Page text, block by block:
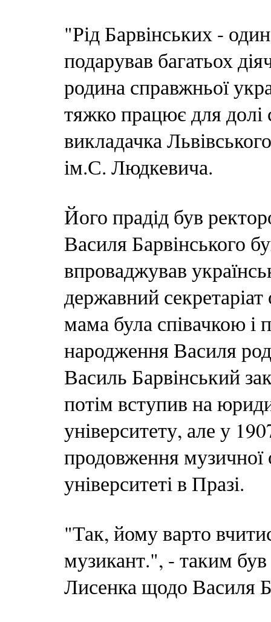
"Рід Барвінських -
подарував багатьох
родина справжньої
тяжко працює для
викладачка
ім.С. Людкевича.
Його прадід був
Василя Барвінського
впроваджував
державний
мама була співачкою і
народження Василя
Василь Барвінський
потім вступив на
університету, але у
продовження
університеті в Празі.
"Так, йому варто
музикант.", - таким
Лисенка щодо Василя